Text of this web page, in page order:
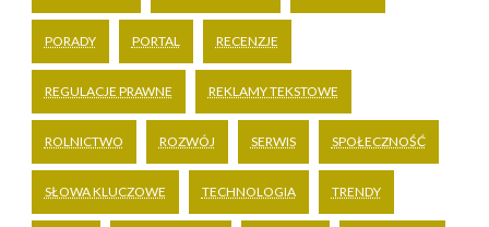
PORADY PORTAL RECENZJE
REGULACJE PRAWNE REKLAMY TEKSTOWE
ROLNICTWO ROZWÓJ SERWIS SPOŁECZNOŚĆ
SŁOWA KLUCZOWE TECHNOLOGIA TRENDY